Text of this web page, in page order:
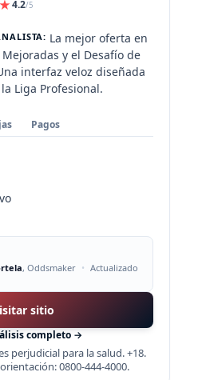
4.2/5
La mejor oferta en
y el Desafío de
interfaz veloz diseñada
Liga Profesional.
Pagos
, Oddsmaker • Actualizado
sitio
completo →
perjudicial para la salud. +18.
0800-444-4000.